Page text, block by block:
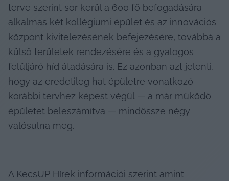
terve szerint sor kerül a 600 fő befogadására
alkalmas két kollégiumi épület és az innovációs
központ kivitelezésének befejezésére, továbbá a
külső területek rendezésére és a gyalogos
felüljáró híd átadására is. Ez azonban azt jelenti,
hogy az eredetileg hat épületre vonatkozó
korábbi tervhez képest végül — a már működő
épületet beleszámítva — mindössze négy
valósulna meg.
A KecsUP Hírek információi szerint amint